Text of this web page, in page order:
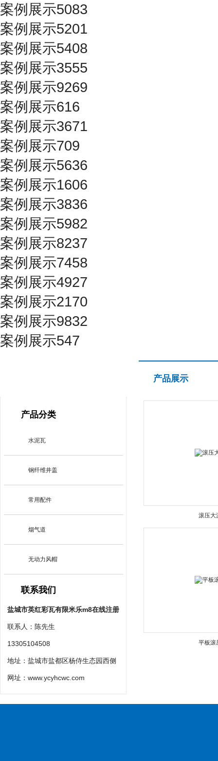
案例展示5083
案例展示5201
案例展示5408
案例展示3555
案例展示9269
案例展示616
案例展示3671
案例展示709
案例展示5636
案例展示1606
案例展示3836
案例展示5982
案例展示8237
案例展示7458
案例展示4927
案例展示2170
案例展示9832
案例展示547
产品分类
水泥瓦
钢纤维井盖
常用配件
烟气道
无动力风帽
联系我们
盐城市英红彩瓦有限米乐m8在线注册
联系人：陈先生
13305104508
地址：盐城市盐都区杨侍生态园西侧
网址： www.ycyhcwc.com
产品展示
滚压大
平板滚